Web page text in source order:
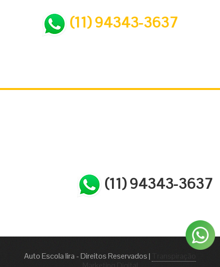
(11) 94343-3637
(11) 94343-3637
Auto Escola lira - Direitos Reservados|